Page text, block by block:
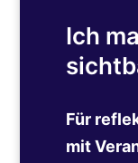
Ich
Für
mit